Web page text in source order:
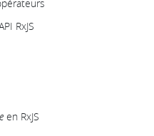
RxJS
en RxJS